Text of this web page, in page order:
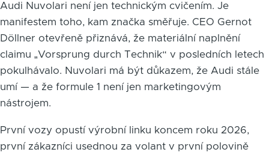
Audi Nuvolari není jen technickým cvičením. Je
manifestem toho, kam značka směřuje. CEO Gernot
Döllner otevřeně přiznává, že materiální naplnění
claimu „Vorsprung durch Technik“ v posledních letech
pokulhávalo. Nuvolari má být důkazem, že Audi stále
umí — a že formule 1 není jen marketingovým
nástrojem.
První vozy opustí výrobní linku koncem roku 2026,
první zákazníci usednou za volant v první polovině